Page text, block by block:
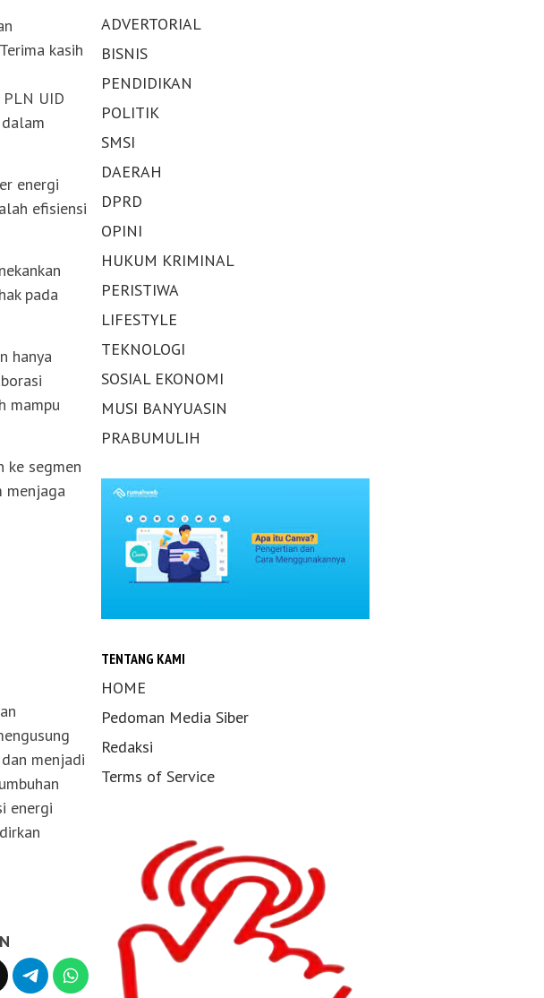
kasih
UID
energi
efisiensi
pada
hanya
mampu
ke segmen
menjaga
menjadi
energi
ADVERTORIAL
BISNIS
PENDIDIKAN
POLITIK
SMSI
DAERAH
DPRD
OPINI
HUKUM KRIMINAL
PERISTIWA
LIFESTYLE
TEKNOLOGI
SOSIAL EKONOMI
MUSI BANYUASIN
PRABUMULIH
TENTANG KAMI
HOME
Pedoman Media Siber
Redaksi
Terms of Service